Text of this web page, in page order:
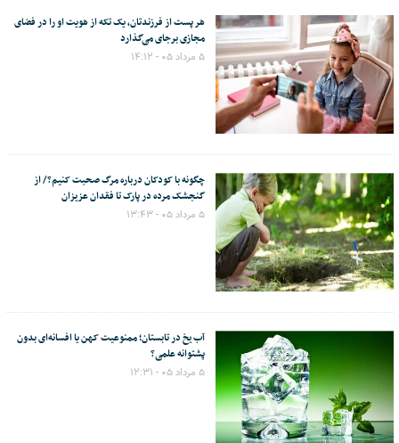
هر پست از فرزندتان، یک تکه از هویت او را در فضای
مجازی برجای می‌گذارد
۵ مرداد ۰۵ - ۱۴:۱۲
چگونه با کودکان درباره مرگ صحبت کنیم؟/ از
گنجشک مرده در پارک تا فقدان عزیزان
۵ مرداد ۰۵ - ۱۳:۴۳
آب یخ در تابستان؛ ممنوعیت کهن یا افسانه‌ای بدون
پشتوانه علمی؟
۵ مرداد ۰۵ - ۱۲:۳۱